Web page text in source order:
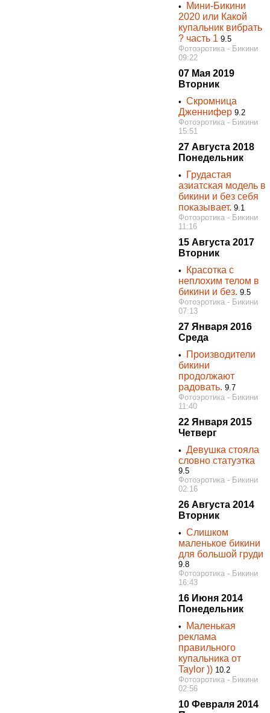
•
Мини-Бикини
2020 или Какой
купальник вибрать
? часть 1 9.5
Фотоэротика - Бикини
09:22
07 Мая 2019
Вторник
•Скромница
Дженнифер 9.2
Фотоэротика - Бикини
15:51
27 Августа 2018
Понедельник
•
Грудастая
азиатская модель в
бикини и без себя
показывает. 9.1
Фотоэротика - Бикини
11:16
15 Августа 2017
Вторник
•
Красотка с
неплохим телом в
бикини и без. 9.5
Фотоэротика - Бикини
07:13
27 Января 2016
Среда
•
Производители
бикини
продолжают
радовать. 9.7
Фотоэротика - Бикини
11:40
22 Января 2015
Четверг
•Девушка стояла
словно статуэтка
9.5
Фотоэротика - Бикини
02:16
26 Августа 2014
Вторник
•Слишком
маленькое бикини
для большой груди
9.8
Фотоэротика - Бикини
16:43
16 Июня 2014
Понедельник
•
Маленькая
реклама
правильного
купальника от
Taylor )) 10.2
Фотоэротика - Бикини
02:56
10 Февраля 2014